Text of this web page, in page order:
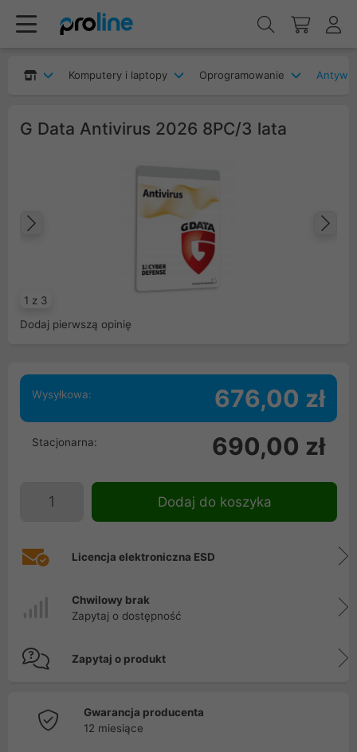
Komputery i laptopy Oprogramowanie
G Data Antivirus 2026 8PC/3 lata
1 z 3
Dodaj pierwszą opinię
Wysyłkowa: 676,00 zł
Stacjonarna: 690,00 zł
Dodaj do koszyka
Licencja elektroniczna ESD
Chwilowy brak
Zapytaj o dostępność
Zapytaj o produkt
Gwarancja producenta
12 miesiące